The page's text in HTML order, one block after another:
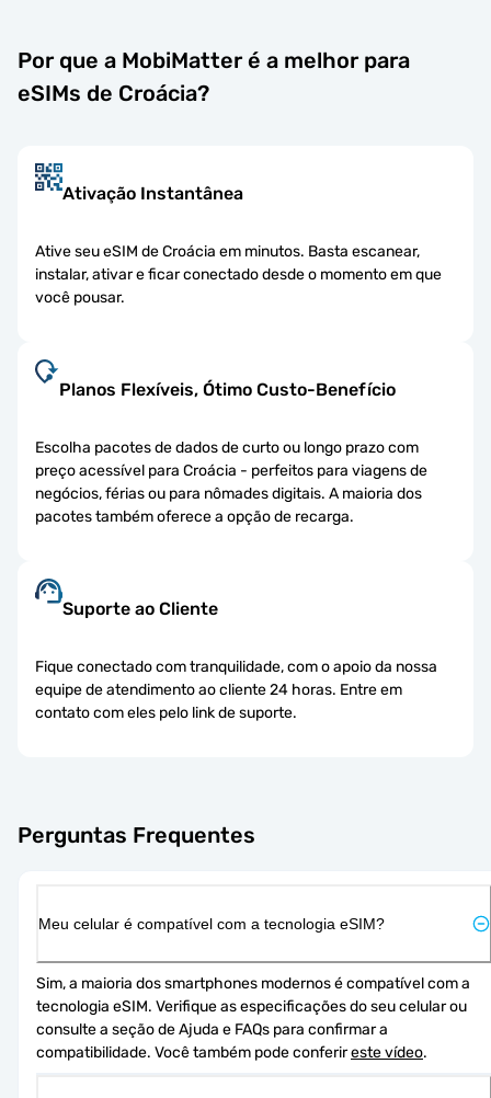
Por que a MobiMatter é a melhor para
eSIMs de Croácia?
Ativação Instantânea
Ative seu eSIM de Croácia em minutos. Basta escanear,
instalar, ativar e ficar conectado desde o momento em que
você pousar.
Planos Flexíveis, Ótimo Custo-Benefício
Escolha pacotes de dados de curto ou longo prazo com
preço acessível para Croácia - perfeitos para viagens de
negócios, férias ou para nômades digitais. A maioria dos
pacotes também oferece a opção de recarga.
Suporte ao Cliente
Fique conectado com tranquilidade, com o apoio da nossa
equipe de atendimento ao cliente 24 horas. Entre em
contato com eles pelo link de suporte.
Perguntas Frequentes
Meu celular é compatível com a tecnologia eSIM?
Sim, a maioria dos smartphones modernos é compatível com a
tecnologia eSIM. Verifique as especificações do seu celular ou
consulte a seção de Ajuda e FAQs para confirmar a
compatibilidade. Você também pode conferir este vídeo.